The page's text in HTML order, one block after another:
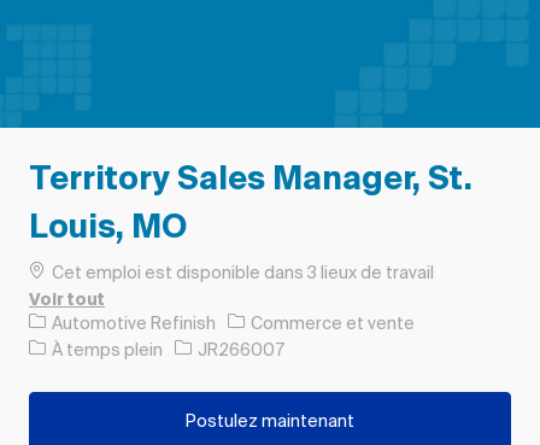
Territory Sales Manager, St.
Louis, MO
Cet emploi est disponible dans 3 lieux de travail
Voir tout
Automotive Refinish Catégorie
Commerce et vente
Type d’emploi
À temps plein ID de l’emploi
JR266007
Postulez maintenant